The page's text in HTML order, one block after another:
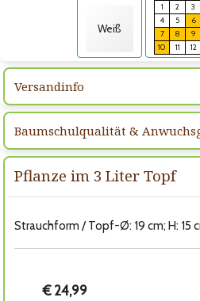
Weiß
1
2
3
4
5
6
7
8
9
10
11 12
Versandinfo
Baumschulqualität &
Pflanze im 3 Liter Topf
Strauchform / Topf-Ø: 19 cm; H: 15
€ 24,99